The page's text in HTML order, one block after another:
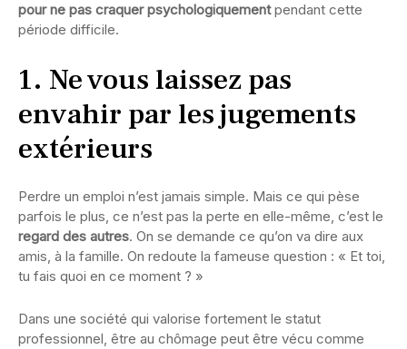
pour ne pas craquer psychologiquementpendant cette
période difficile.
1. Ne vous laissez pas
envahir par les jugements
extérieurs
Perdre un emploi n’est jamais simple. Mais ce qui pèse
parfois le plus, ce n’est pas la perte en elle-même, c’est le
regard des autres. On se demande ce qu’on va dire aux
amis, à la famille. On redoute la fameuse question : « Et toi,
tu fais quoi en ce moment ? »
Dans une société qui valorise fortement le statut
professionnel, être au chômage peut être vécu comme